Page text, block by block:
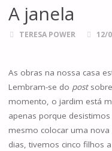
A janela
TERESA POWER 12/
As obras na nossa casa
Lembram-se do postsobre
momento, o jardim está
apenas porque
mesmo colocar uma nova
dias, tivemos cinco filhos